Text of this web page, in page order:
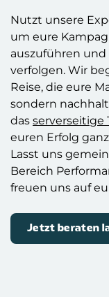
Nutzt unsere
um eure
auszuführen
verfolgen. Wir
Reise, die eure
sondern
das serverseitige
euren Erfolg
Lasst uns
Bereich
freuen uns auf
Jetzt beraten